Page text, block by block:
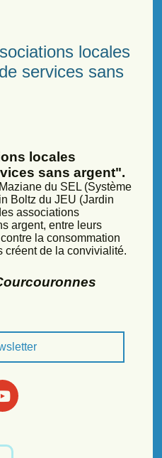
locales
services sans
locales
sans argent".
du SEL (Système
Boltz du JEU (Jardin
associations
argent, entre leurs
la consommation
créent de la convivialité.